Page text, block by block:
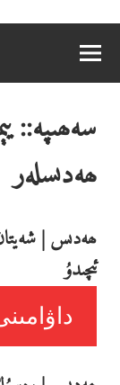
سەھىپە::
ھەدىسلەر
ھەدىس |
ئىچىدۇ